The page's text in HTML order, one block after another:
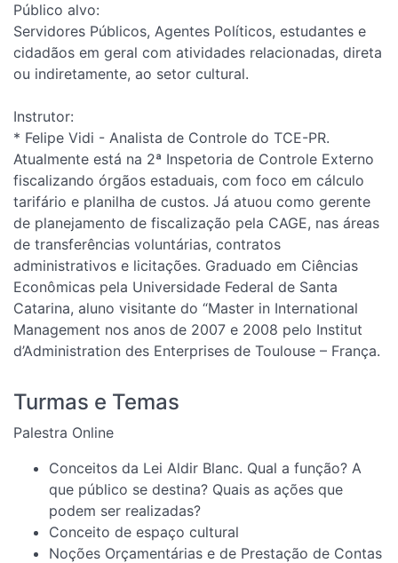
Público alvo:
Servidores Públicos, Agentes Políticos, estudantes e
cidadãos em geral com atividades relacionadas, direta
ou indiretamente, ao setor cultural.
Instrutor:
* Felipe Vidi - Analista de Controle do TCE-PR.
Atualmente está na 2ª Inspetoria de Controle Externo
fiscalizando órgãos estaduais, com foco em cálculo
tarifário e planilha de custos. Já atuou como gerente
de planejamento de fiscalização pela CAGE, nas áreas
de transferências voluntárias, contratos
administrativos e licitações. Graduado em Ciências
Econômicas pela Universidade Federal de Santa
Catarina, aluno visitante do “Master in International
Management nos anos de 2007 e 2008 pelo Institut
d’Administration des Enterprises de Toulouse – França.
Turmas e Temas
Palestra Online
Conceitos da Lei Aldir Blanc. Qual a função? A
que público se destina? Quais as ações que
podem ser realizadas?
Conceito de espaço cultural
Noções Orçamentárias e de Prestação de Contas